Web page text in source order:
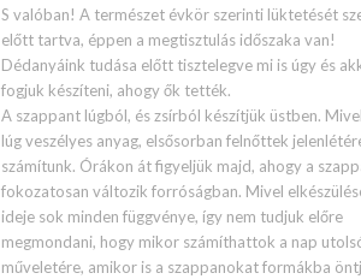
S valóban! A természet évkör szerinti lüktetését
előtt tartva, éppen a megtisztulás időszaka van!
Dédanyáink tudása előtt tisztelegve mi is úgy és
fogjuk készíteni, ahogy ők tették.
A szappant lúgból, és zsírból készítjük üstben.
lúg veszélyes anyag, elsősorban felnőttek
számítunk. Órákon át figyeljük majd, ahogy a
fokozatosan változik forróságban. Mivel
ideje sok minden függvénye, így nem tudjuk előre
megmondani, hogy mikor számíthattok a nap
műveletére, amikor is a szappanokat formákba